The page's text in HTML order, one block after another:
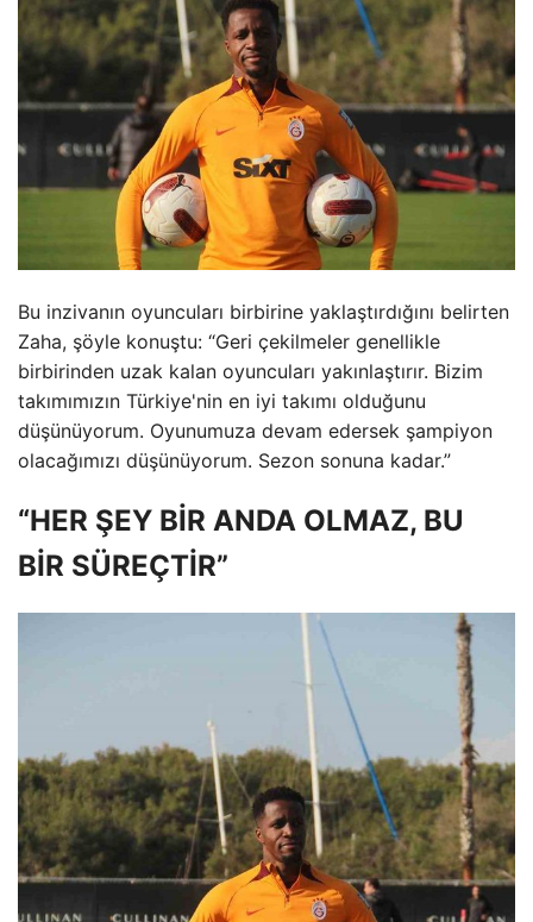
Bu inzivanın oyuncuları birbirine yaklaştırdığını belirten
Zaha, şöyle konuştu: “Geri çekilmeler genellikle
birbirinden uzak kalan oyuncuları yakınlaştırır. Bizim
takımımızın Türkiye'nin en iyi takımı olduğunu
düşünüyorum. Oyunumuza devam edersek şampiyon
olacağımızı düşünüyorum. Sezon sonuna kadar.”
“HER ŞEY BİR ANDA OLMAZ, BU
BİR SÜREÇTİR”